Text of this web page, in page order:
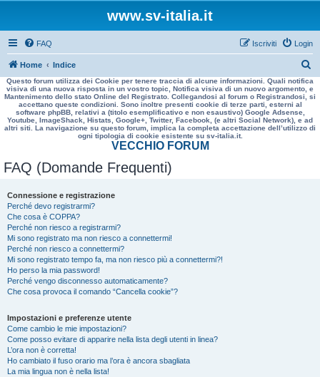
www.sv-italia.it
FAQ Login
Iscriviti
Home Indice
e
r
a
Questo forum utilizza dei Cookie per tenere traccia di alcune informazioni. Quali notifica
visiva di una nuova risposta in un vostro topic, Notifica visiva di un nuovo argomento, e
Mantenimento dello stato Online del Registrato. Collegandosi al forum o Registrandosi, si
accettano queste condizioni. Sono inoltre presenti cookie di terze parti, esterni al
software phpBB, relativi a (titolo esemplificativo e non esaustivo) Google Adsense,
Youtube, ImageShack, Histats, Google+, Twitter, Facebook, (e altri Social Network), e ad
altri siti. La navigazione su questo forum, implica la completa accettazione dell’utilizzo di
ogni tipologia di cookie esistente su sv-italia.it.
VECCHIO FORUM
FAQ (Domande Frequenti)
Connessione e registrazione
Perché devo registrarmi?
Che cosa è COPPA?
Perché non riesco a registrarmi?
Mi sono registrato ma non riesco a connettermi!
Perché non riesco a connettermi?
Mi sono registrato tempo fa, ma non riesco più a connettermi?!
Ho perso la mia password!
Perché vengo disconnesso automaticamente?
Che cosa provoca il comando “Cancella cookie”?
Impostazioni e preferenze utente
Come cambio le mie impostazioni?
Come posso evitare di apparire nella lista degli utenti in linea?
L’ora non è corretta!
Ho cambiato il fuso orario ma l’ora è ancora sbagliata
La mia lingua non è nella lista!